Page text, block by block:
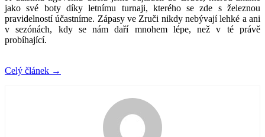
jako své boty díky letnímu turnaji, kterého se zde s železnou
pravidelností účastníme. Zápasy ve Zruči nikdy nebývají lehké a ani
v sezónách, kdy se nám daří mnohem lépe, než v té právě
probíhající.
Celý článek →